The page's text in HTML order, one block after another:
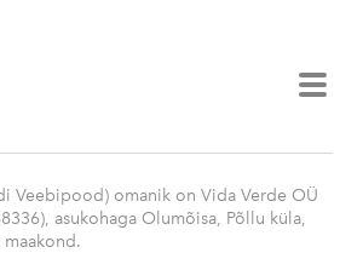
Veebipood) omanik on Vida Verde OÜ
asukohaga Olumõisa, Põllu küla,
maakond.